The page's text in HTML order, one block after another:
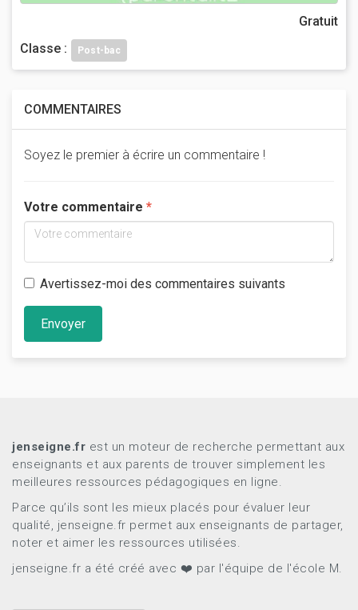
Gratuit
Classe :
Post-bac
COMMENTAIRES
Soyez le premier à écrire un commentaire !
Votre commentaire
Avertissez-moi des commentaires suivants
Envoyer
jenseigne.fr est un moteur de recherche permettant aux
enseignants et aux parents de trouver simplement les
meilleures ressources pédagogiques en ligne.
Parce qu’ils sont les mieux placés pour évaluer leur
qualité, jenseigne.fr permet aux enseignants de partager,
noter et aimer les ressources utilisées.
jenseigne.fr a été créé avec ❤️ par l'équipe de l'école M.